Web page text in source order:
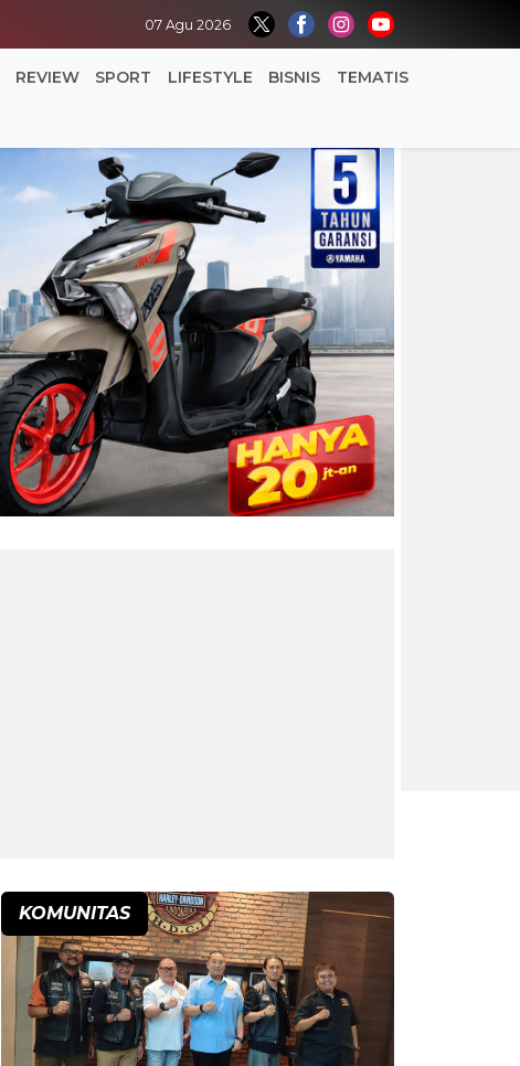
07 Agu 2026
REVIEW SPORT LIFESTYLE BISNIS TEMATIS
KOMUNITAS